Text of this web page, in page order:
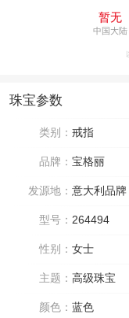
暂无
中国大陆
珠宝参数
类别： 戒指
品牌： 宝格丽
发源地： 意大利品牌
型号： 264494
性别： 女士
主题： 高级珠宝
颜色： 蓝色